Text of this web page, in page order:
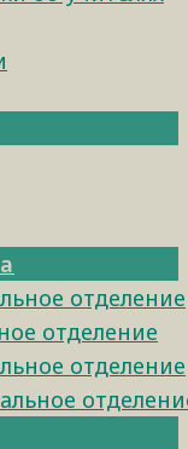
отделение
отделение
отделение